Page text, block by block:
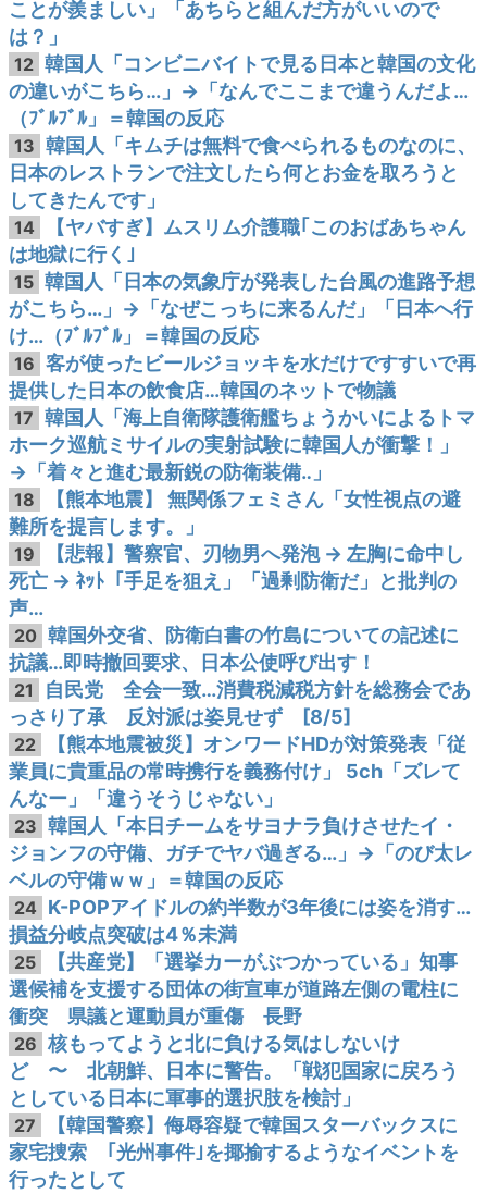
ことが羨ましい」「あちらと組んだ方がいいので
は？」
12 韓国人「コンビニバイトで見る日本と韓国の文化
の違いがこちら…」→「なんでここまで違うんだよ…
（ﾌﾞﾙﾌﾞﾙ」＝韓国の反応
13 韓国人「キムチは無料で食べられるものなのに、
日本のレストランで注文したら何とお金を取ろうと
してきたんです」
14
【ヤバすぎ】ムスリム介護職｢このおばあちゃん
は地獄に行く｣
15 韓国人「日本の気象庁が発表した台風の進路予想
がこちら…」→「なぜこっちに来るんだ」「日本へ行
け…（ﾌﾞﾙﾌﾞﾙ」＝韓国の反応
16 客が使ったビールジョッキを水だけですすいで再
提供した日本の飲食店…韓国のネットで物議
17 韓国人「海上自衛隊護衛艦ちょうかいによるトマ
ホーク巡航ミサイルの実射試験に韓国人が衝撃！」
→「着々と進む最新鋭の防衛装備‥」
18
【熊本地震】 無関係フェミさん「女性視点の避
難所を提言します。」
19
【悲報】警察官、刃物男へ発泡 → 左胸に命中し
死亡 → ﾈｯﾄ「手足を狙え」「過剰防衛だ」と批判の
声…
20 韓国外交省、防衛白書の竹島についての記述に
抗議…即時撤回要求、日本公使呼び出す！
21
自民党 全会一致…消費税減税方針を総務会であ
っさり了承 反対派は姿見せず [8/5]
22
【熊本地震被災】オンワードHDが対策発表「従
業員に貴重品の常時携行を義務付け」 5ch「ズレて
んなー」「違うそうじゃない」
23 韓国人「本日チームをサヨナラ負けさせたイ・
ジョンフの守備、ガチでヤバ過ぎる…」→「のび太レ
ベルの守備ｗｗ」＝韓国の反応
24 K-POPアイドルの約半数が3年後には姿を消す…
損益分岐点突破は4％未満
25
【共産党】「選挙カーがぶつかっている」知事
選候補を支援する団体の街宣車が道路左側の電柱に
衝突 県議と運動員が重傷 長野
26 核もってようと北に負ける気はしないけ
ど 〜 北朝鮮、日本に警告。「戦犯国家に戻ろう
としている日本に軍事的選択肢を検討」
27
【韓国警察】侮辱容疑で韓国スターバックスに
家宅捜索 ｢光州事件｣を揶揄するようなイベントを
行ったとして